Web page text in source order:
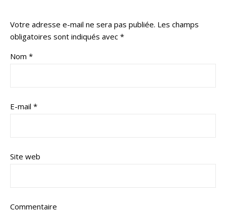
Votre adresse e-mail ne sera pas publiée. Les champs
obligatoires sont indiqués avec *
Nom *
E-mail *
Site web
Commentaire